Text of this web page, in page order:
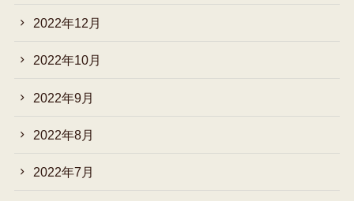
2022年12月
2022年10月
2022年9月
2022年8月
2022年7月